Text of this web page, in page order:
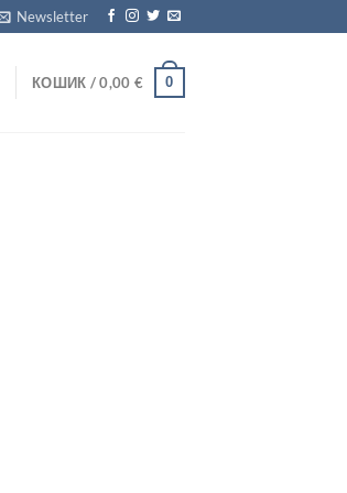
Newsletter
КОШИК /0,00 € 0